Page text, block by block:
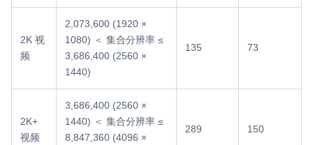
2K 视
频
2,073,600 (1920 ×
1080) ＜ 集合分辨率 ≤
3,686,400 (2560 ×
1440)
135 73
2K+
视频
3,686,400 (2560 ×
1440) ＜ 集合分辨率 ≤
8,847,360 (4096 ×
289 150